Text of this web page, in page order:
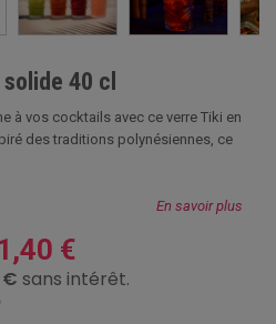
40 cl
à vos cocktails avec ce verre Tiki en
des traditions polynésiennes, ce
En savoir plus
€